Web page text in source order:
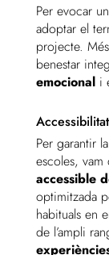
Per evocar
adoptar el
projecte.
benestar
emocionali
Per garantir
escoles, vam
accessible
optimitzada
habituals en
de l’ampli